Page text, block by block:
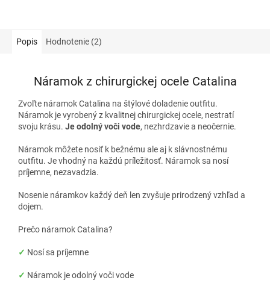
Popis Hodnotenie (2)
Náramok z chirurgickej ocele Catalina
Zvoľte náramok Catalina na štýlové doladenie outfitu.
Náramok je vyrobený z kvalitnej chirurgickej ocele, nestratí
svoju krásu. Je odolný voči vode, nezhrdzavie a neočernie.
Náramok môžete nosiť k bežnému ale aj k slávnostnému
outfitu. Je vhodný na každú príležitosť. Náramok sa nosí
príjemne, nezavadzia.
Nosenie náramkov každý deň len zvyšuje prirodzený vzhľad a
dojem.
Prečo náramok Catalina?
✓ Nosí sa príjemne
✓ Náramok je odolný voči vode